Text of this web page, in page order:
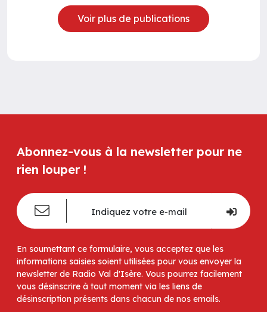
Voir plus de publications
Abonnez-vous à la newsletter pour ne
rien louper !
En soumettant ce formulaire, vous acceptez que les
informations saisies soient utilisées pour vous envoyer la
newsletter de Radio Val d'Isère. Vous pourrez facilement
vous désinscrire à tout moment via les liens de
désinscription présents dans chacun de nos emails.